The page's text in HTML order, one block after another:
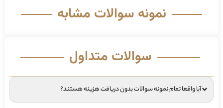
نمونه سوالات مشابه
سوالات متداول
آیا واقعا تمام نمونه سوالات بدون دریافت هزینه هستند؟